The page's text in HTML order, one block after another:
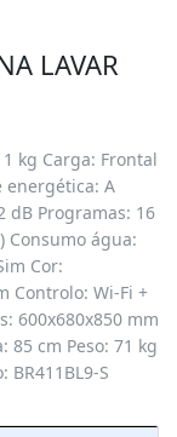
LAVAR
kg Carga: Frontal
energética: A
dB Programas: 16
Consumo água:
Cor:
Controlo: Wi-Fi +
600x680x850 mm
85 cm Peso: 71 kg
BR411BL9-S